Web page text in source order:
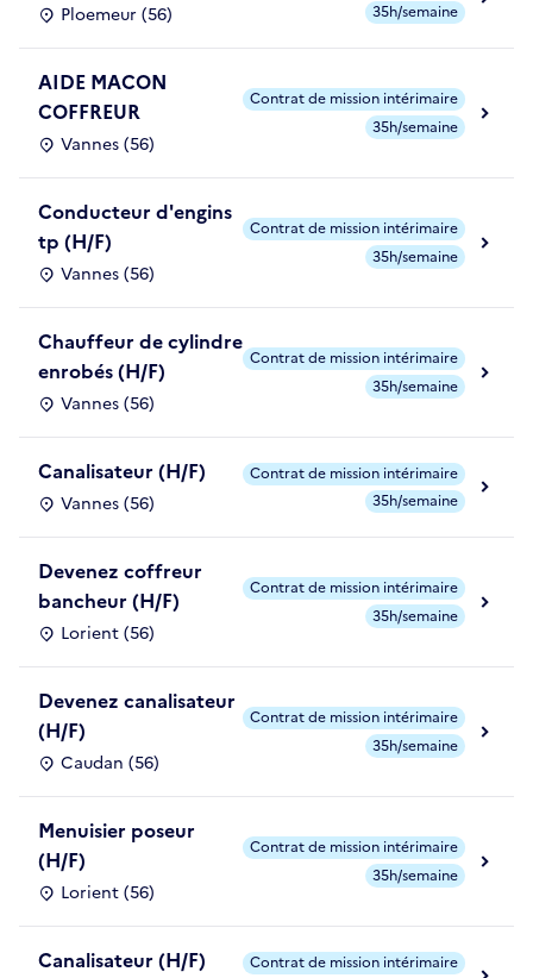
Ploemeur (56)
35h/semaine
AIDE MACON
COFFREUR
Vannes (56)
Contrat de mission intérimaire
35h/semaine
Conducteur d'engins
tp (H/F)
Vannes (56)
Contrat de mission intérimaire
35h/semaine
Chauffeur de cylindre
enrobés (H/F)
Vannes (56)
Contrat de mission intérimaire
35h/semaine
Canalisateur (H/F)
Vannes (56)
Contrat de mission intérimaire
35h/semaine
Devenez coffreur
bancheur (H/F)
Lorient (56)
Contrat de mission intérimaire
35h/semaine
Devenez canalisateur
(H/F)
Caudan (56)
Contrat de mission intérimaire
35h/semaine
Menuisier poseur
(H/F)
Lorient (56)
Contrat de mission intérimaire
35h/semaine
Canalisateur (H/F)
Contrat de mission intérimaire